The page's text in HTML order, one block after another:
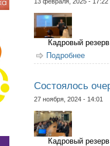
Кадровый
Подробнее
Состоялось
27 ноября, 2024 - 14:01
Кадровый